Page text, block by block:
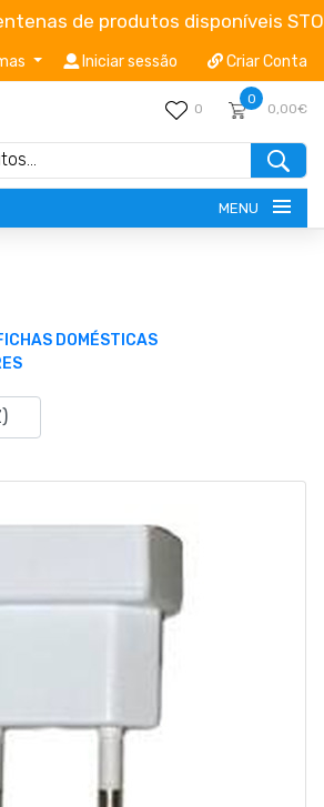
de produtos disponíveis
Iniciar sessão Criar Conta
0
0
0,00€
MENU
DOMÉSTICAS